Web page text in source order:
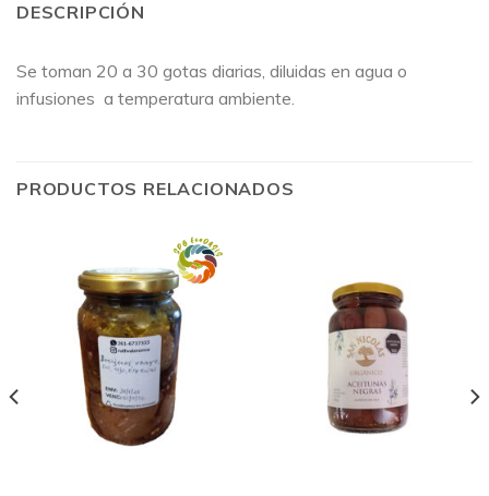
DESCRIPCIÓN
Se toman 20 a 30 gotas diarias, diluidas en agua o
infusiones a temperatura ambiente.
PRODUCTOS RELACIONADOS